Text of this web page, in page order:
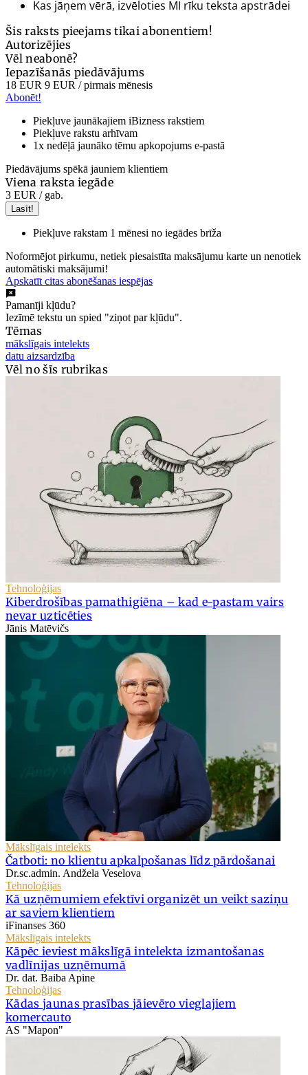
Kas jāņem vērā, izvēloties MI rīku teksta apstrādei
Šis raksts pieejams tikai abonentiem!
Autorizējies
Vēl neabonē?
Iepazīšanās piedāvājums
18 EUR 9 EUR / pirmais mēnesis
Abonēt!
Piekļuve jaunākajiem iBizness rakstiem
Piekļuve rakstu arhīvam
1x nedēļā jaunāko tēmu apkopojums e-pastā
Piedāvājums spēkā jauniem klientiem
Viena raksta iegāde
3 EUR / gab.
Lasīt!
Piekļuve rakstam 1 mēnesi no iegādes brīža
Noformējot pirkumu, netiek piesaistīta maksājumu karte un nenotiek
automātiski maksājumi!
Apskatīt citas abonēšanas iespējas
Pamanīji kļūdu?
Iezīmē tekstu un spied "ziņot par kļūdu".
Tēmas
mākslīgais intelekts
datu aizsardzība
Vēl no šīs rubrikas
Tehnoloģijas
Kiberdrošības pamathigiēna – kad e-pastam vairs
nevar uzticēties
Jānis Matēvičs
Mākslīgais intelekts
Čatboti: no klientu apkalpošanas līdz pārdošanai
Dr.sc.admin. Andžela Veselova
Tehnoloģijas
Kā uzņēmumiem efektīvi organizēt un veikt saziņu
ar saviem klientiem
iFinanses 360
Mākslīgais intelekts
Kāpēc ieviest mākslīgā intelekta izmantošanas
vadlīnijas uzņēmumā
Dr. dat. Baiba Apine
Tehnoloģijas
Kādas jaunas prasības jāievēro vieglajiem
komercauto
AS "Mapon"